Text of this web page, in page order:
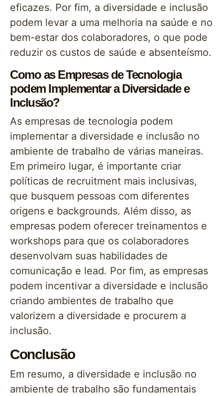
eficazes. Por fim, a diversidade e inclusão
podem levar a uma melhoria na saúde e no
bem-estar dos colaboradores, o que pode
reduzir os custos de saúde e absenteísmo.
Como as Empresas de Tecnologia
podem Implementar a Diversidade e
Inclusão?
As empresas de tecnologia podem
implementar a diversidade e inclusão no
ambiente de trabalho de várias maneiras.
Em primeiro lugar, é importante criar
políticas de recruitment mais inclusivas,
que busquem pessoas com diferentes
origens e backgrounds. Além disso, as
empresas podem oferecer treinamentos e
workshops para que os colaboradores
desenvolvam suas habilidades de
comunicação e lead. Por fim, as empresas
podem incentivar a diversidade e inclusão
criando ambientes de trabalho que
valorizem a diversidade e procurem a
inclusão.
Conclusão
Em resumo, a diversidade e inclusão no
ambiente de trabalho são fundamentais